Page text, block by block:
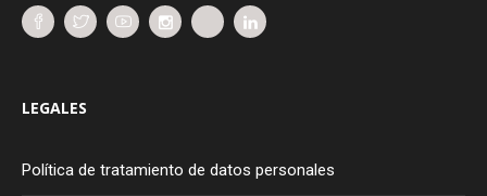
LEGALES
Política de tratamiento de datos personales